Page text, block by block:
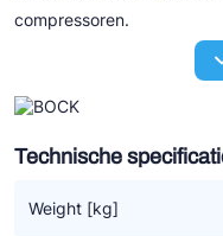
Doucette Industries
ESK Schultze
TEKLAB
compressoren.
Technische
Weight [kg]